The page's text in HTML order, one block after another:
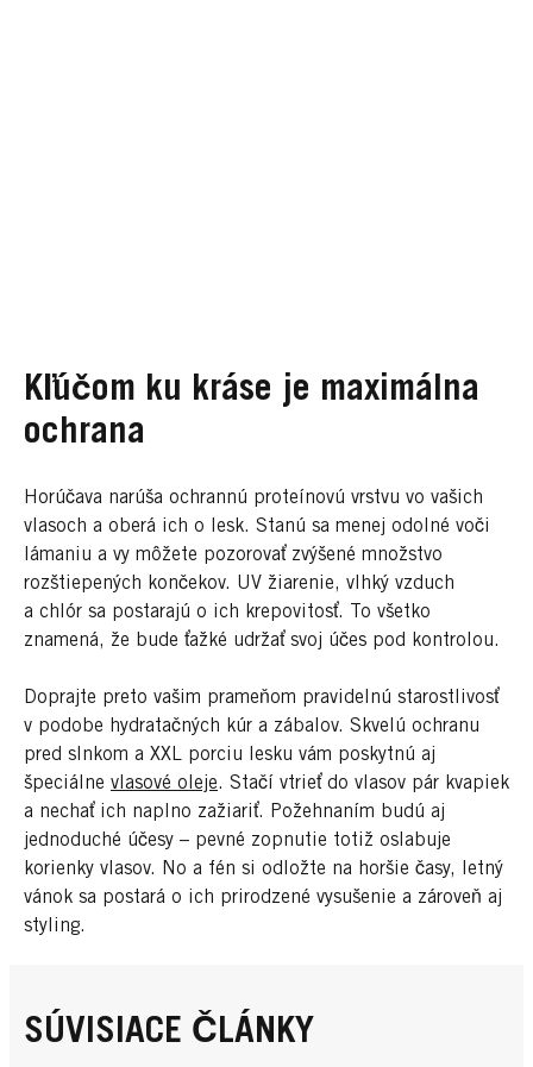
Kľúčom ku kráse je maximálna
ochrana
Horúčava narúša ochrannú proteínovú vrstvu vo vašich
vlasoch a oberá ich o lesk. Stanú sa menej odolné voči
lámaniu a vy môžete pozorovať zvýšené množstvo
rozštiepených končekov. UV žiarenie, vlhký vzduch
a chlór sa postarajú o ich krepovitosť. To všetko
znamená, že bude ťažké udržať svoj účes pod kontrolou.
Doprajte preto vašim prameňom pravidelnú starostlivosť
v podobe hydratačných kúr a zábalov. Skvelú ochranu
pred slnkom a XXL porciu lesku vám poskytnú aj
špeciálne vlasové oleje. Stačí vtrieť do vlasov pár kvapiek
a nechať ich naplno zažiariť. Požehnaním budú aj
jednoduché účesy – pevné zopnutie totiž oslabuje
korienky vlasov. No a fén si odložte na horšie časy, letný
vánok sa postará o ich prirodzené vysušenie a zároveň aj
styling.
SÚVISIACE ČLÁNKY